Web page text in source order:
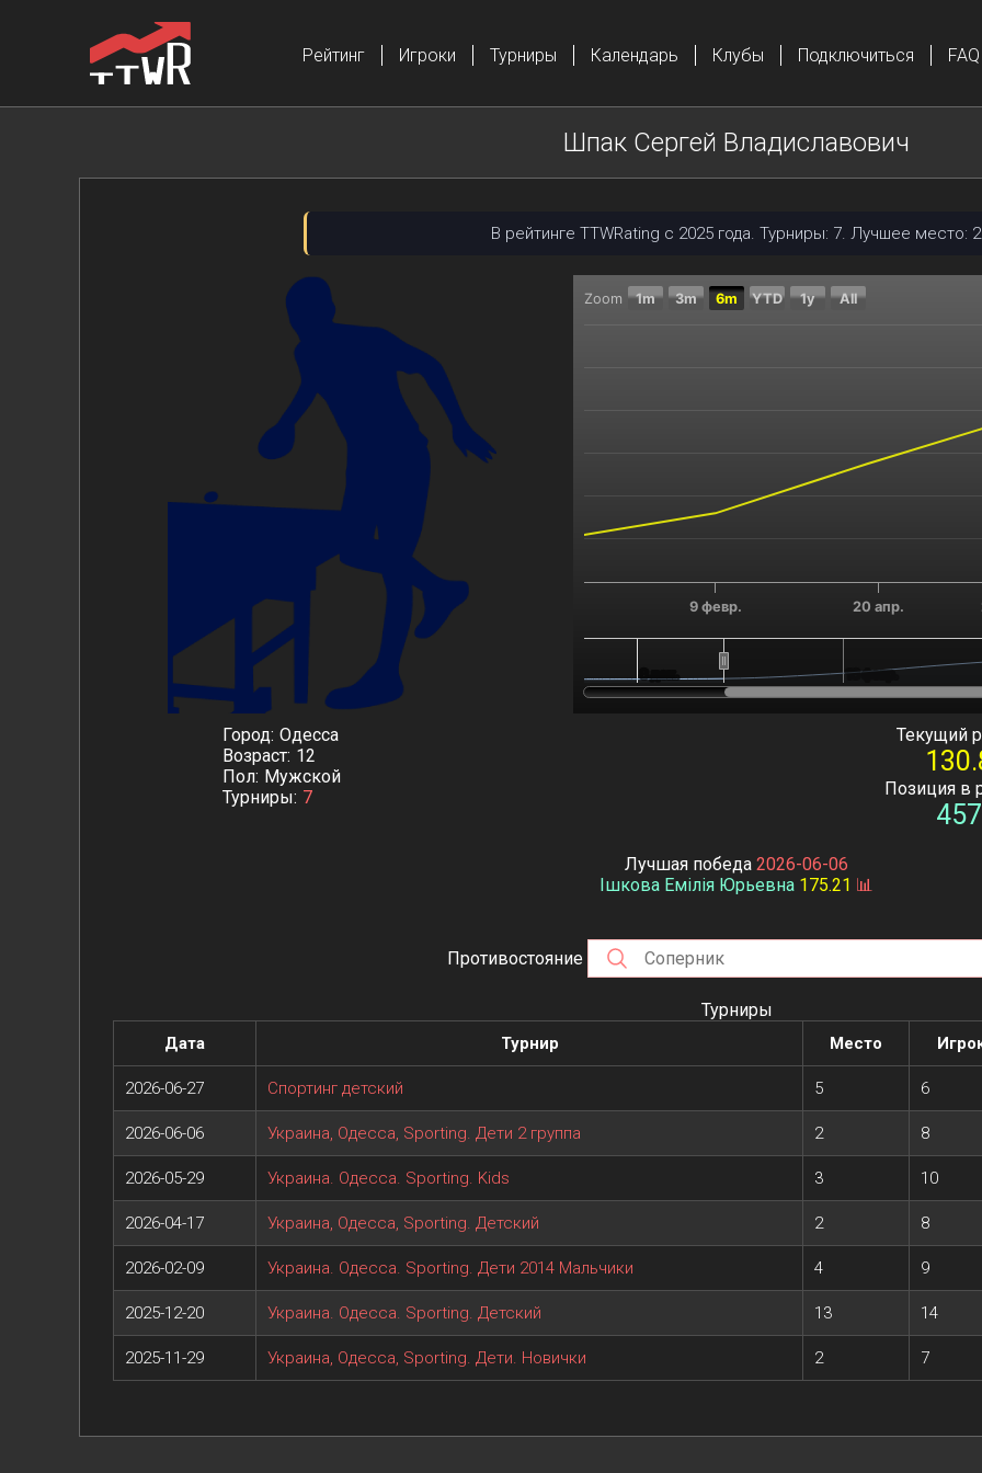
Рейтинг Игроки Турниры Календарь Клубы Подключиться FAQ
Шпак Сергей Владиславович
В рейтинге TTWRating с 2025 года. Турниры: 7. Лучшее место:
Chart
The chart has 2 Y axes displaying Текущий рейтинг,
Zoom 1m 3m 6m YTD 1y All
9 февр. 20 апр.
16 февр.
16 февр.
Город Одесса
Возраст 12
Пол Мужской
Турниры 7
Текущий
Позиция в
Лучшая победа 2026-06-06
Ішкова Емілія Юрьевна 175.21 📊
Противостояние
Турниры
Дата Турнир Место
2026-06-27 Спортинг детский 5 6
2026-06-06 Украина, Одесса, Sporting. Дети 2 группа 2 8
2026-05-29 Украина. Одесса. Sporting. Kids 3 10
2026-04-17 Украина, Одесса, Sporting. Детский 2 8
2026-02-09 Украина. Одесса. Sporting. Дети 2014 Мальчики 4 9
2025-12-20 Украина. Одесса. Sporting. Детский 13 14
2025-11-29 Украина, Одесса, Sporting. Дети. Новички 2 7